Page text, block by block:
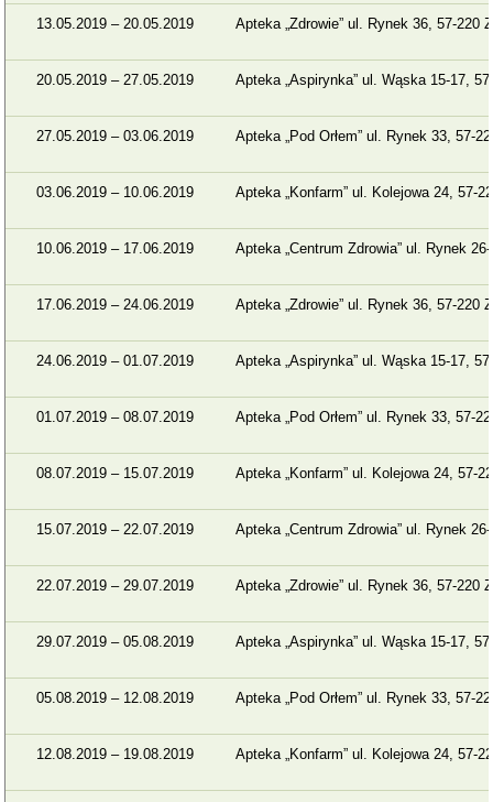
13.05.2019 – 20.05.2019 Apteka „Zdrowie” ul. Rynek 36, 57-220
20.05.2019 – 27.05.2019 Apteka „Aspirynka” ul. Wąska 15-17,
27.05.2019 – 03.06.2019 Apteka „Pod Orłem” ul. Rynek 33, 57-
03.06.2019 – 10.06.2019 Apteka „Konfarm” ul. Kolejowa 24, 57-
10.06.2019 – 17.06.2019 Apteka „Centrum Zdrowia” ul. Rynek
17.06.2019 – 24.06.2019 Apteka „Zdrowie” ul. Rynek 36, 57-220
24.06.2019 – 01.07.2019 Apteka „Aspirynka” ul. Wąska 15-17,
01.07.2019 – 08.07.2019 Apteka „Pod Orłem” ul. Rynek 33, 57-
08.07.2019 – 15.07.2019 Apteka „Konfarm” ul. Kolejowa 24, 57-
15.07.2019 – 22.07.2019 Apteka „Centrum Zdrowia” ul. Rynek
22.07.2019 – 29.07.2019 Apteka „Zdrowie” ul. Rynek 36, 57-220
29.07.2019 – 05.08.2019 Apteka „Aspirynka” ul. Wąska 15-17,
05.08.2019 – 12.08.2019 Apteka „Pod Orłem” ul. Rynek 33, 57-
12.08.2019 – 19.08.2019 Apteka „Konfarm” ul. Kolejowa 24, 57-